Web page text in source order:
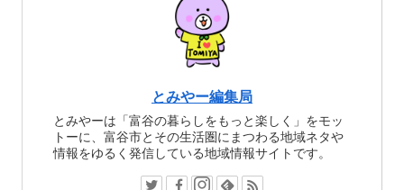
とみやー編集局
とみやーは「富谷の暮らしをもっと楽しく」をモッ
トーに、富谷市とその生活圏にまつわる地域ネタや
情報をゆるく発信している地域情報サイトです。